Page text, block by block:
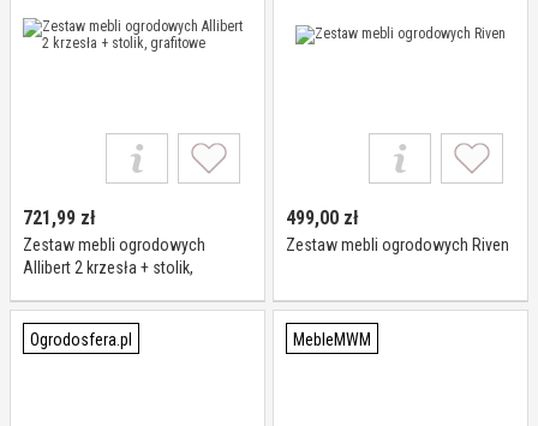
721,99 zł
Zestaw mebli ogrodowych
Allibert 2 krzesła + stolik,
499,00 zł
Zestaw mebli ogrodowych Riven
Ogrodosfera.pl MebleMWM